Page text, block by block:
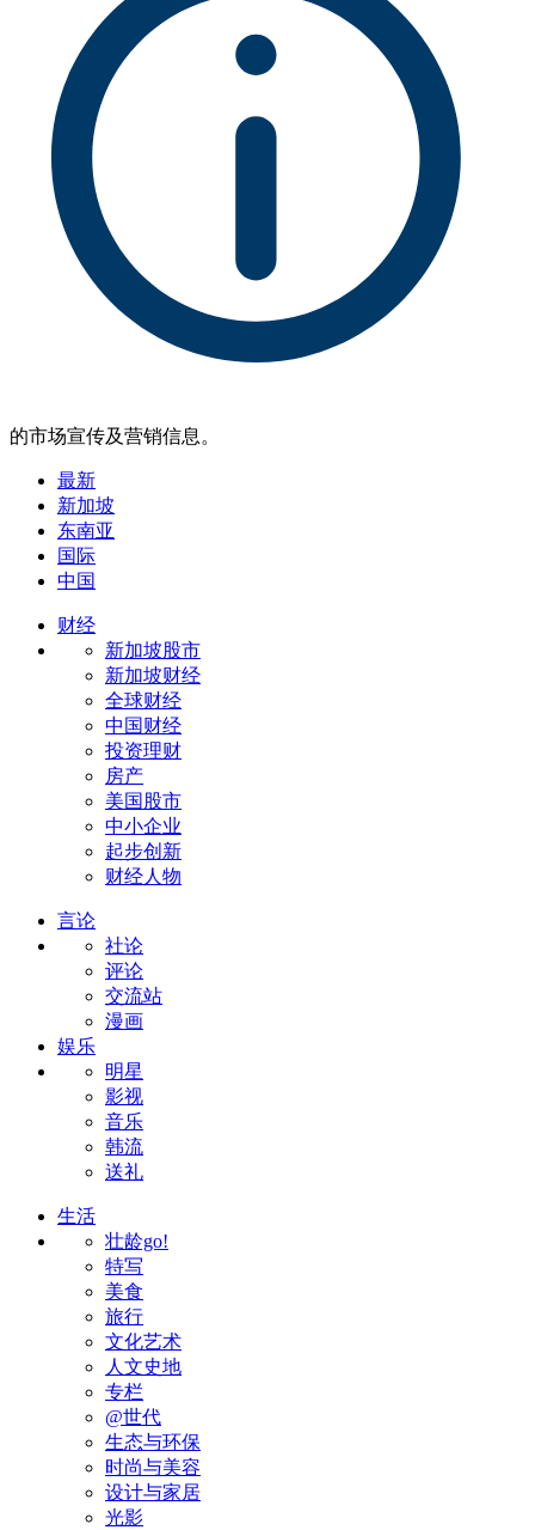
的市场宣传及营销信息。
最新
新加坡
东南亚
国际
中国
财经
新加坡股市
新加坡财经
全球财经
中国财经
投资理财
房产
美国股市
中小企业
起步创新
财经人物
言论
社论
评论
交流站
漫画
娱乐
明星
影视
音乐
韩流
送礼
生活
壮龄go!
特写
美食
旅行
文化艺术
人文史地
专栏
@世代
生态与环保
时尚与美容
设计与家居
光影